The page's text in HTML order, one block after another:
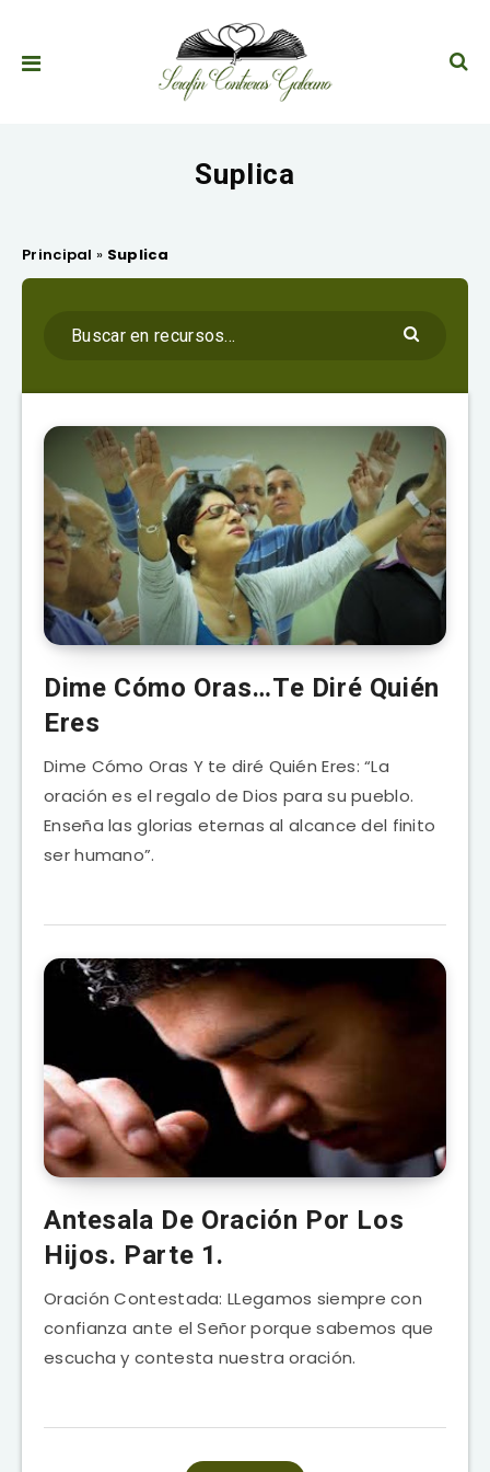
Suplica
Principal » Suplica
Dime Cómo Oras…Te Diré Quién
Eres
Dime Cómo Oras Y te diré Quién Eres: “La
oración es el regalo de Dios para su pueblo.
Enseña las glorias eternas al alcance del finito
ser humano”.
Antesala De Oración Por Los
Hijos. Parte 1.
Oración Contestada: LLegamos siempre con
confianza ante el Señor porque sabemos que
escucha y contesta nuestra oración.